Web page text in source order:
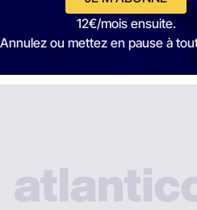
12€/mois ensuite.
Annulez ou mettez en pause à